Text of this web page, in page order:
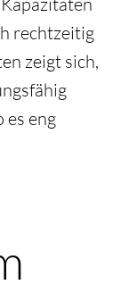
rechtzeitig
zeigt sich,
es eng